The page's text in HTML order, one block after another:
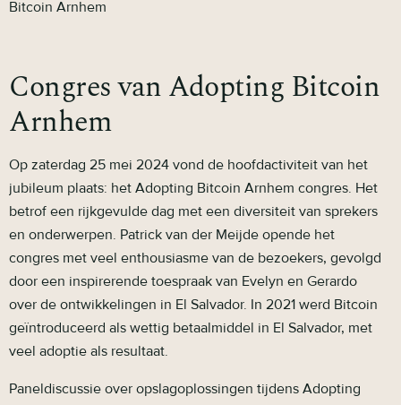
Bitcoin Arnhem
Congres van Adopting Bitcoin
Arnhem
Op zaterdag 25 mei 2024 vond de hoofdactiviteit van het
jubileum plaats: het Adopting Bitcoin Arnhem congres. Het
betrof een rijkgevulde dag met een diversiteit van sprekers
en onderwerpen. Patrick van der Meijde opende het
congres met veel enthousiasme van de bezoekers, gevolgd
door een inspirerende toespraak van Evelyn en Gerardo
over de ontwikkelingen in El Salvador. In 2021 werd Bitcoin
geïntroduceerd als wettig betaalmiddel in El Salvador, met
veel adoptie als resultaat.
Paneldiscussie over opslagoplossingen tijdens Adopting